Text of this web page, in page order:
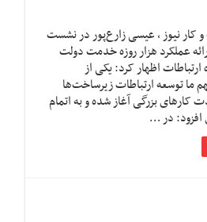
کار نیوز ، عیسی زارع‌پور در نشست
عملکرد هزار روزه خدمت دولت
اظهار کرد: یکی از
ما توسعه ارتباطات زیرساخت‌ها
بزرگی آغاز شده و به اتمام
در …